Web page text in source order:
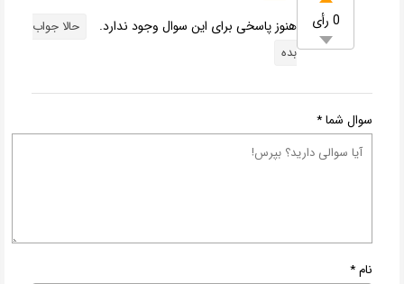
0 رأی
هنوز پاسخی برای این سوال وجود ندارد.
حالا جواب
بده
سوال شما*
نام*